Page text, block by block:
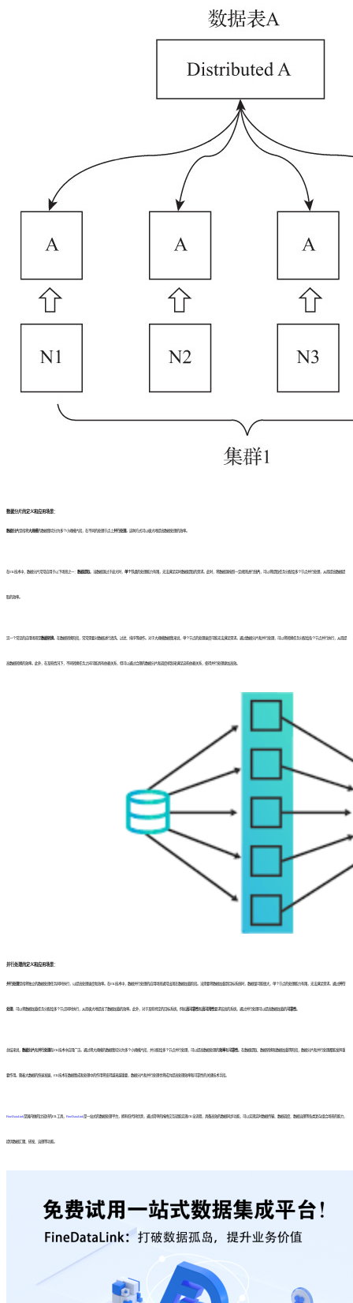
数据分片的定义和应用场景：
数据分片是指将大规模的数据集切分为多个小规模片段，在不同的处理节点上并行处理。这种方式可以极大地提高数据处理的效率。
在ETL技术中，数据分片常常应用于以下场景之一： 数据提取。当数据源过于庞大时， 单个节点的处理能力有限，无法满足实时数据提取的需求。此时，将数据源按照一定规则进行 分片 ，可以将提取任务分配给多个节点并行处理，从而提高数据提
取的效率。
另一个常见的应用场景是 数据转换。在数据转换阶段，常常需要对数据进行清洗、过滤、排序等操作。对于大规模数据集来说，单个节点的处理速度可能无法满足需求。通过数据分片和并行处理，可以将转换任务分配给各个节点并行执行，从而提
高数据转换的效率。此外，在某些情况下，不同转换任务之间可能具有依赖关系，但可以通过合理的数据分片和调度机制来满足这些依赖关系，使得并行处理更加高效。
并行处理的定义和应用场景：
并行处理是指将独立的数据处理任务同时执行，以提高处理速度和效率。在ETL技术中，数据并行处理的应用场景通常出现在数据加载阶段。当需要将数据加载到目标系统时，数据量可能很大，单个节点的处理能力有限，无法满足需求。通过并行
处理 ，可以将数据加载任务分配给多个节点同时执行，从而极大地提高了数据加载的效率。此外，对于某些特定的目标系统，例如 高可靠性和 高可用性要求较高的系统，通过并行处理可以提高数据加载的可靠性。
总结来说， 数据分片和 并行处理在ETL技术中应用广泛。通过将大规模的数据集切分为多个小规模片段，并分配给多个节点并行处理，可以提高数据处理的效率 和 可靠性。在数据提取、数据转换和数据加载等阶段，数据分片和并行处理都能发挥重
要作用。随着大数据的快速发展，ETL技术在数据集成和处理中的作用将变得越来越重要，数据分片和并行处理也将成为提高处理效率和可靠性的关键技术手段。
FineDataLink是国内做的比较好的ETL工具， FineDataLink是一站式的数据处理平台，拥有低代码优势，通过简单的拖拽交互就能实现ETL全流程，具备高效的数据同步功能，可以实现实时数据传输、数据调度、数据治理等各类复杂组合场景的能力，
提供数据汇聚、研发、治理等功能。